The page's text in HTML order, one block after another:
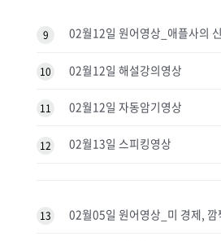
9 02월12일 원어영상_애플사의
10 02월12일 해설강의영상
11 02월12일 자동암기영상
12 02월13일 스피킹영상
13 02월05일 원어영상_미 경제, 깜